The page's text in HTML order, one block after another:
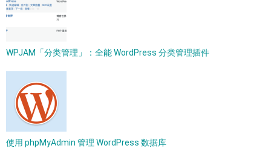
WPJAM「分类管理」：全能 WordPress 分类管理插件
使用 phpMyAdmin 管理 WordPress 数据库